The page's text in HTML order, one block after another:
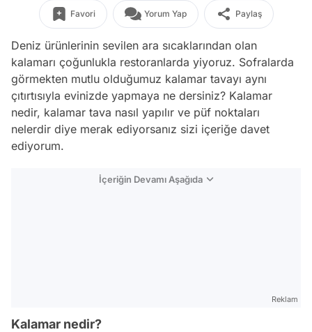
Favori Yorum Yap Paylaş
Deniz ürünlerinin sevilen ara sıcaklarından olan
kalamarı çoğunlukla restoranlarda yiyoruz. Sofralarda
görmekten mutlu olduğumuz kalamar tavayı aynı
çıtırtısıyla evinizde yapmaya ne dersiniz? Kalamar
nedir, kalamar tava nasıl yapılır ve püf noktaları
nelerdir diye merak ediyorsanız sizi içeriğe davet
ediyorum.
İçeriğin Devamı Aşağıda
Reklam
Kalamar nedir?